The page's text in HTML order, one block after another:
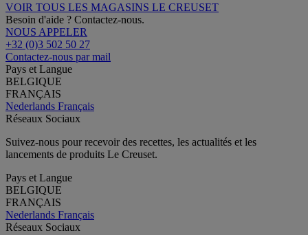
VOIR TOUS LES MAGASINS LE CREUSET
Besoin d'aide ? Contactez-nous.
NOUS APPELER
+32 (0)3 502 50 27
Contactez-nous par mail
Pays et Langue
BELGIQUE
FRANÇAIS
Nederlands Français
Réseaux Sociaux
Suivez-nous pour recevoir des recettes, les actualités et les
lancements de produits Le Creuset.
Pays et Langue
BELGIQUE
FRANÇAIS
Nederlands Français
Réseaux Sociaux